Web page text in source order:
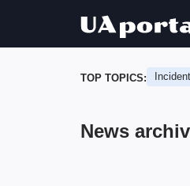
TOP TOPICS:
News